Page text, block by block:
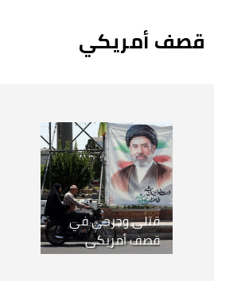
قصف أمريكي
قتلى وجرحى في
قصف أمريكي
يستهدف «بوشهر»